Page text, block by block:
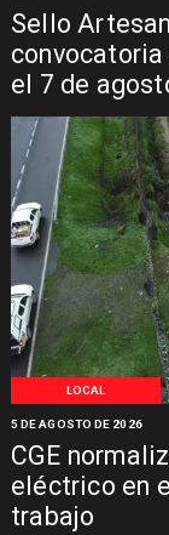
Sello
el 7 de
LOCAL
CGE
eléctrico en
trabajo
5 DE AGOSTO DE 2026